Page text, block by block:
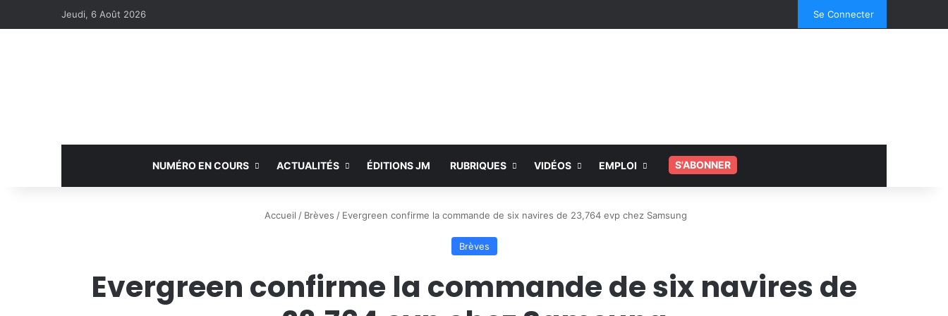
Jeudi, 6 Août 2026 Instagram
Spotify
TikTokSe Connecter
NUMÉRO EN COURS ACTUALITÉS ÉDITIONS JM RUBRIQUES VIDÉOS EMPLOI S'ABONNER
Accueil / Brèves / Evergreen confirme la commande de six navires de 23,764 evp chez Samsung
Brèves
Evergreen confirme la commande de six navires de